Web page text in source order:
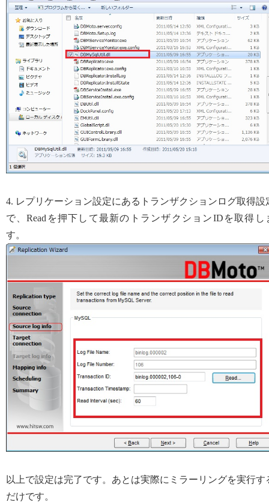
4. レプリケーション設定にあるトランザクションログ取得設
で、Readを押下して最新のトランザクションIDを取得し
す。
以上で設定は完了です。あとは実際にミラーリングを実行す
だけです。